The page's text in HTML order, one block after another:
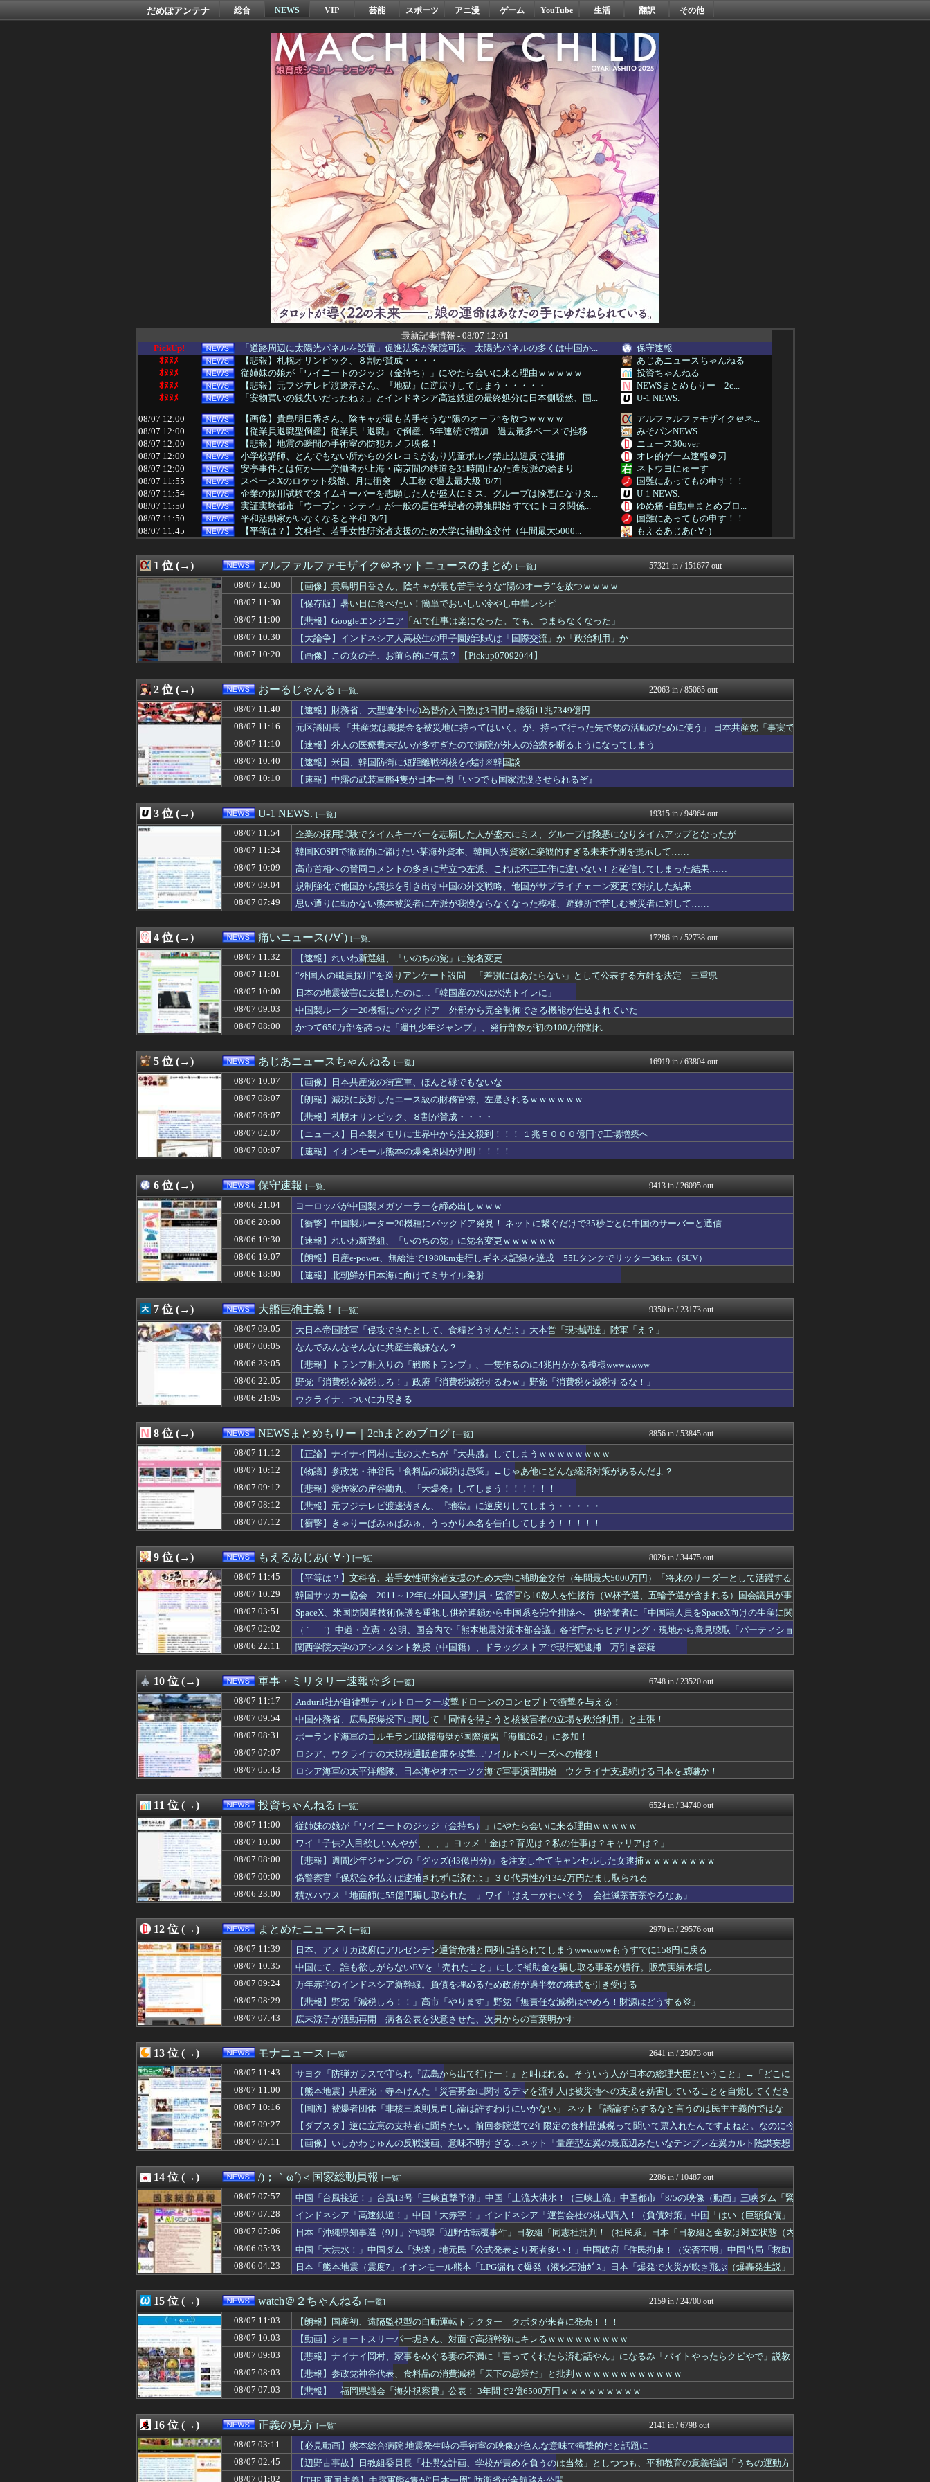
だめぽアンテナ 総合 NEWS VIP 芸能 スポーツ アニ漫 ゲーム YouTube 生活 翻訳 その他
最新記事情報 - 08/07 12:01
PickUp!
「道路周辺に太陽光パネルを設置」促進法案が衆院可決 太陽光パネルの多くは中国か...
保守速報
ｵﾇﾇﾒ
【悲報】札幌オリンピック、８割が賛成・・・・
あじあニュースちゃんねる
ｵﾇﾇﾒ
従姉妹の娘が「ワイニートのジッジ（金持ち）」にやたら会いに来る理由ｗｗｗｗｗ
投資ちゃんねる
ｵﾇﾇﾒ
【悲報】元フジテレビ渡邊渚さん、『地獄』に逆戻りしてしまう・・・・・
NEWSまとめもりー｜2c...
ｵﾇﾇﾒ
「安物買いの銭失いだったねぇ」とインドネシア高速鉄道の最終処分に日本側騒然、国...
U-1 NEWS.
08/07 12:00
【画像】貴島明日香さん、陰キャが最も苦手そうな“陽のオーラ”を放つｗｗｗｗ
アルファルファモザイク＠ネ...
08/07 12:00
【従業員退職型倒産】従業員「退職」で倒産、5年連続で増加 過去最多ペースで推移...
みそパンNEWS
08/07 12:00
【悲報】地震の瞬間の手術室の防犯カメラ映像！
ニュース30over
08/07 12:00
小学校講師、とんでもない所からのタレコミがあり児童ポルノ禁止法違反で逮捕
オレ的ゲーム速報＠刃
08/07 12:00
安亭事件とは何か——労働者が上海・南京間の鉄道を31時間止めた造反派の始まり
ネトウヨにゅーす
08/07 11:55
スペースXのロケット残骸、月に衝突 人工物で過去最大級 [8/7]
国難にあってもの申す！！
08/07 11:54
企業の採用試験でタイムキーパーを志願した人が盛大にミス、グループは険悪になりタ...
U-1 NEWS.
08/07 11:50
実証実験都市「ウーブン・シティ」が一般の居住希望者の募集開始 すでにトヨタ関係...
ゆめ痛 -自動車まとめブロ...
08/07 11:50
平和活動家がいなくなると平和 [8/7]
国難にあってもの申す！！
08/07 11:45
【平等は？】文科省、若手女性研究者支援のため大学に補助金交付（年間最大5000...
もえるあじあ(･∀･)
08/07 11:40
中国「日本は原爆被害者の立場で同情を買おうとするのを止めろ」
にゅーすアルー！
08/07 11:40
【速報】財務省、大型連休中の為替介入日数は3日間＝総額11兆7349億円
おーるじゃんる
08/07 11:39
日本、アメリカ政府にアルゼンチン通貨危機と同列に語られてしまうwwwwwwもう...
08/07 11:32
【速報】れいわ新選組、「いのちの党」に党名変更
痛いニュース(ﾉ∀`)
08/07 11:30
【保存版】暑い日に食べたい！簡単でおいしい冷やし中華レシピ
08/07 11:30
【これは酷い】ペットの健康診断を定期的にしていない人、その理由が終わっていた…...
08/07 11:29
【参政党】神谷代表、食料品の消費減税「天下の愚策だ」と批判
日本第一！ニュース録
08/07 11:24
韓国KOSPIで徹底的に儲けたい某海外資本、韓国人投資家に楽観的すぎる未来予測...
U-1 NEWS.
08/07 11:17
Anduril社が自律型ティルトローター攻撃ドローンのコンセプトで衝撃を与える...
08/07 11:15
FIFA制裁待ったなし 〜 韓国警察、大韓サッカー協会を家宅捜索 代表監督選...
反日愚国 恨寓瘻
08/07 11:13
洋服の青山も｢空調ウェア｣を発売ｗｗｗｗｗ
理想ちゃんねる
08/07 11:12
【正論】ナイナイ岡村に世の夫たちが『大共感』してしまうｗｗｗｗｗｗｗｗ
08/07 11:10
【速報】外人の医療費未払いが多すぎたので病院が外人の治療を断るようになってしま...
おーるじゃんる
【悲報】時事通信「参政党の神谷代表が消費減税は天下の愚策と批判してるぞ！」 →...
政経ワロスまとめニュース♪
【朗報】国産初、遠隔監視型の自動運転トラクター クボタが来春に発売！！！
watch＠２ちゃんねる
08/07 11:01
“外国人の職員採用”を巡りアンケート設問 「差別にはあたらない」として公表する...
痛いニュース(ﾉ∀`)
08/07 11:00
従姉妹の娘が「ワイニートのジッジ（金持ち）」にやたら会いに来る理由ｗｗｗｗｗ
投資ちゃんねる
08/07 11:00
【悲報】Googleエンジニア「AIで仕事は楽になった。でも、つまらなくなった...
08/07 11:00
【熊本地震】共産党・寺本けんた「災害募金に関するデマを流す人は被災地への支援を...
モナニュース
08/07 11:00
「深酒を控えて」熊本県警がXで注意喚起 「泥酔者」通報頻発、これは地震被害の影...
みそパンNEWS
08/07 11:00
【魚】琉球大、宮古島沖で世界2例目・日本初記録の「コモレビアゴアマダイ」発見
常識的に考えた
「プチプチ」の川上産業、「プチプチ株式会社」に社名変更 創業58年で [8/...
国難にあってもの申す！！
08/07 10:40
アニメ化された名作ラブコメ『まもって守護月天！』が「全巻99円」の激安セール開...
オレ的ゲーム速報＠刃
08/07 10:40
エッセイスト「原爆を二度と使わせてはならない」→「もちろん中国の核も非難する？...
にゅーすアルー！
08/07 10:40
【速報】米国、韓国防衛に短距離戦術核を検討※韓国談
おーるじゃんる
08/07 10:35
中国にて、誰も欲しがらないEVを「売れたこと」にして補助金を騙し取る事案が横行...
まとめたニュース
08/07 10:33
ソーシャルゲームのプランナーやってるけど質問ある？
ふぇー速
08/07 10:29
韓国サッカー協会 2011～12年に外国人審判員・監督官ら10数人を性接待（W...
もえるあじあ(･∀･)
08/07 10:29
岸田文雄元首相､円安を阻止するために日米の通貨当局が実施した為替介入は｢一時し...
日本第一！ニュース録
08/07 10:20
新党設立についてひろゆきさん「公約守らなかったら給料を差し押さえて市民に配りま...
08/07 10:20
【画像】この女の子、お前ら的に何点？ 【Pickup07092044】
アルファルファモザイク＠ネ...
08/07 10:16
【国防】被爆者団体「非核三原則見直し論は許すわけにいかない」 ネット「議論すら...
モナニュース
08/07 10:15
街の弁当屋さん「消費税が下がっても値下げしません」
08/07 10:12
【物議】参政党・神谷氏「食料品の減税は愚策」←じゃあ他にどんな経済対策があるん...
08/07 10:10
【速報】中露の武装軍艦4隻が日本一周『いつでも国家沈没させられるぞ』
おーるじゃんる
08/07 10:09
高市首相への賛同コメントの多さに苛立つ左派、これは不正工作に違いない！と確信し...
08/07 10:07
【画像】日本共産党の街宣車、ほんと碌でもないな
あじあニュースちゃんねる
08/07 10:03
【動画】ショートスリーパー堀さん、対面で高須幹弥にキレるｗｗｗｗｗｗｗｗｗ
watch＠２ちゃんねる
08/07 10:00
【動画】ショートスリーパー堀大輔さん、対面で高須幹弥氏にガチギレ 思ったよりも...
【脳科学】仮名と漢字の書字障害に関わる脳内ネットワークが異なることを解明 横浜...
常識的に考えた
【速報】高市首相が熊本県氷川町の避難所を訪問
黒マッチョニュース
08/07 10:00
【衝撃】毎日新聞の女性記者、自宅で夫に包丁を向けた疑いで逮捕
08/07 10:00
【東大】2年連続赤字へ 「貯金」数年で枯渇、研究者の削減不可避
みそパンNEWS
08/07 10:00
日本の地震被害に支援したのに…「韓国産の水は水洗トイレに」
痛いニュース(ﾉ∀`)
08/07 10:00
ワイ「子供2人目欲しいんやが、、、」ヨッメ「金は？育児は？私の仕事は？キャリア...
08/07 09:54
中国外務省、広島原爆投下に関して「同情を得ようと核被害者の立場を政治利用」と主...
08/07 09:40
被爆者団体「政府与党で言われている非核三原則の見直し、許すわけにはいかない」
オレ的ゲーム速報＠刃
08/07 09:40
中国にて、誰も欲しがらないEVを「売れたこと」にして補助金を騙し取る事案が横行...
08/07 09:40
日教組委員長、辺野古事故に「学校が責めを負うのは当然だ、現場は『ちょっと偏って...
おーるじゃんる
08/07 09:30
【悲報】山本太郎氏、Xプロフィールを「猫好きおじさん」に変更ｗｗｗｗ
アルファルファモザイク＠ネ...
08/07 09:29
中露軍艦4隻が”日本一周”
08/07 09:27
【ダブスタ】逆に立憲の支持者に聞きたい。前回参院選で2年限定の食料品減税って聞...
モナニュース
08/07 09:26
【為替相場】ドル円は1ドル158円台半ば 介入警戒をしつつ円売りが続行
かせまと！
08/07 09:24
万年赤字のインドネシア新幹線。負債を埋めるため政府が過半数の株式を引き受ける
08/07 09:20
『ど根性ガエルの娘』全巻「70％オフ」セール！全7巻「5,313円」→「1,5...
オレ的ゲーム速報＠刃
08/07 09:20
【日本水産物輸入禁止に釈明が必要】 韓国のCPTPP加盟への課題を関西外大教授...
08/07 09:15
次の選挙迄の命だな 〜 【速報】れいわ新選組、新たな党名は「いのちの党」 略称...
反日愚国 恨寓瘻
08/07 09:12
【悲報】愛煙家の岸谷蘭丸、『大爆発』してしまう！！！！！！
NEWSまとめもりー｜2c...
08/07 09:10
【速報】刃物を持って中国大使館に侵入した自衛官、地裁でついに動機明かす
おーるじゃんる
08/07 09:08
【悲報】熊本県知事、報道陣土足取材にマジギレ「遺族や被災者から強い不満でてる！...
政経ワロスまとめニュース♪
大日本帝国陸軍「侵攻できたとして、食糧どうすんだよ」大本営「現地調達」陸軍「え...
大艦巨砲主義！
08/07 09:04
規制強化で他国から譲歩を引き出す中国の外交戦略、他国がサプライチェーン変更で対...
U-1 NEWS.
08/07 09:03
中国製ルーター20機種にバックドア 外部から完全制御できる機能が仕込まれていた
08/07 09:00
【朗報】斎藤知事、年間1億円超かかる兵庫県の海外事務所を全廃へ
アルファルファモザイク＠ネ...
08/07 09:00
東大さえ赤字、足かせ多く稼げぬ国立大学法人 研究開発費20年横ばい
08/07 09:00
【消費減税】日本の社会保障、岐路に 財源5兆円見通し立たず
08/07 09:00
【世界三大料理】トルコが選ばれた理由がヤバい！ネット民が激論した結果
モッコスヌ〜ン
08/07 08:55
「盗人たけだけしい」中国国防省が防衛白書に反発 「日本の新型軍国主義」と批判 ...
国難にあってもの申す！！
08/07 08:40
【速報】中国外務省、広島原爆投下に関して「同情を得ようと核被害者の立場を政治利...
08/07 08:33
最近冷たい空調服ってやつが出てるらしくめっちゃ欲しい
08/07 08:31
ポーランド海軍のコルモランII級掃海艇が国際演習「海風26-2」に参加！
軍事・ミリタリー速報☆彡
08/07 08:29
【悲報】野党「減税しろ！！」高市「やります」野党「無責任な減税はやめろ！財源は...
まとめたニュース
08/07 08:20
【聯合ニュース】 韓国サッカー協会 2011～12年に国際審判員らを性接待
キムチ速報
08/07 08:13
【画像】農家ワイが作ったタマネギ、お前らの想像する1.5倍はデカいぞ
理想ちゃんねる
08/07 08:12
【悲報】元フジテレビ渡邊渚さん、『地獄』に逆戻りしてしまう・・・・・
NEWSまとめもりー｜2c...
08/07 08:11
辻元清美「おい、高市。総理大臣という立場だとしても、自分のやってる感を出す効果...
とりのまるやき（保守）
08/07 08:09
【悲報】保守党・百田代表、甲子園でインドネシア人が始球式登場に怒り「甲子園を政...
政経ワロスまとめニュース♪
08/07 08:07
【朗報】減税に反対したエース級の財務官僚、左遷されるｗｗｗｗｗｗ
あじあニュースちゃんねる
08/07 08:03
【悲報】参政党神谷代表、食料品の消費減税「天下の愚策だ」と批判ｗｗｗｗｗｗｗｗ...
watch＠２ちゃんねる
08/07 08:00
【自民】石破茂氏「支持率下がっても必要なことを」「公約違反にならない」 消費減...
黒マッチョニュース
08/07 08:00
【国民民主】連立与党入りの路線から距離…「消費税減税」譲らぬ高市首相に不信感・...
常識的に考えた
08/07 08:00
【悲報】週間少年ジャンプの「グッズ(43億円分)」を注文し全てキャンセルした女...
投資ちゃんねる
08/07 08:00
東京は「土地神話」再来？マンション高騰 50年ローン選ぶ若者も
みそパンNEWS
08/07 08:00
王洪文とは何者か——紡績工場の保安員が38歳で党副主席になった「ヘリコプター式...
08/07 08:00
【いただきます】宗教行為と激詰めした派遣社員、ネットで大炎上
モッコスヌ〜ン
08/07 07:57
中国「台風接近！」台風13号「三峡直撃予測」中国「上流大洪水！（三峡上流」中国...
/)；｀ω´)＜国家総動...
08/07 07:55
中国出資の高速鉄道、インドネシア政府が運営会社の株引き受けへ [8/6]
08/07 07:49
思い通りに動かない熊本被災者に左派が我慢ならなくなった模様、避難所で苦しむ被災...
08/07 07:44
【AI】年商10億円を超える「ひとり親方」が急増
かせまと！
08/07 07:43
広末涼子が活動再開 病名公表を決意させた、次男からの言葉明かす
まとめたニュース
08/07 07:29
非現実的なリベラル政策をゴリ押しした東京大学、貯金から無駄金を垂れ流しまくった...
U-1 NEWS.
08/07 07:29
イオンモール熊本の爆発「配管が損傷しガス漏れ、着火した可能性」福岡酸素、経産省...
日本第一！ニュース録
08/07 07:28
インドネシア「高速鉄道！」中国「大赤字！」インドネシア「運営会社の株式購入！（...
08/07 07:13
高市内閣の政策を妨害しまくった財務省の大物官僚、本来ならエース級の人材が就くは...
U-1 NEWS.
08/07 07:12
【衝撃】きゃりーぱみゅぱみゅ、うっかり本名を告白してしまう！！！！！
NEWSまとめもりー｜2c...
08/07 07:11
【画像】いしかわじゅんの反戦漫画、意味不明すぎる…ネット「量産型左翼の最底辺み...
モナニュース
08/07 07:08
クビになったバイト先の店長のインスタ見つけた
まとめたニュース
08/07 07:07
ロシア、ウクライナの大規模通販倉庫を攻撃…ワイルドベリーズへの報復！
軍事・ミリタリー速報☆彡
08/07 07:06
日本「沖縄県知事選（9月」沖縄県「辺野古転覆事件」日教組「同志社批判！（社民系...
/)；｀ω´)＜国家総動...
08/07 07:00
｢中国経済は改善する」と答えたのはたった１%だけ…日系企業1364社が吐露「中...
ゴタゴタシタニュース
08/07 07:00
「高市総理には愛想尽かした」コメ余りに農家が悲鳴 売値は生産原価の半分以下に…...
痛いニュース(ﾉ∀`)
08/07 07:00
「ジャンプ」ストアで大量注文→キャンセルか 業務妨害容疑で女逮捕
常識的に考えた
08/07 07:00
【三重】小学校講師を逮捕 女児のわいせつ画像データ１０点を所持 「全米行方不明...
みそパンNEWS
08/07 07:00
【戦国皆殺し】日本語が通じたから殺戮が少なかった？歴史の真実
モッコスヌ〜ン
08/07 06:57
【金利上昇】年24万円負担増 30代住宅ローンで、内閣府試算
かせまと！
08/07 06:55
中国製ルーター20機種にバックドア、外部から完全制御のおそれ [8/6]
国難にあってもの申す！！
08/07 06:50
なぜ韓国にはキム姓が多いのか…韓国の姓は250、日本は30万…歴史的背景を米学...
08/07 06:45
逮捕案件だろ 〜 パヨク「アジア人民、中国人民と連帯して戦おー！悪政高市を打倒...
反日愚国 恨寓瘻
08/07 06:30
【動画】熊本地震発生時の手術室の様子が公開される
ガハろぐNewsヽ(･ω･...
08/07 06:24
店員さんにタメ口するやつｗｗｗｗｗｗｗｗｗｗｗｗｗｗｗｗｗｗｗｗｗｗｗｗ
まとめたニュース
08/07 06:13
2027年4月に食料品の消費税1％に減税､店頭価格を変えない店も｢利益がほとん...
理想ちゃんねる
08/07 06:12
【速報】影山優佳（25）、『爆弾発言』キタァアアアアアーーーーー！！
NEWSまとめもりー｜2c...
08/07 06:09
川上産業株式会社が10月よりプチプチ株式会社に社名変更
かせまと！
08/07 06:07
【悲報】札幌オリンピック、８割が賛成・・・・
あじあニュースちゃんねる
08/07 06:03
ジャンポケ斉藤「同意があったんです。本当です。信じて下さい」 ←何でこの主張が...
watch＠２ちゃんねる
08/07 06:00
産経新聞が東北で新聞発行休止
常識的に考えた
08/07 06:00
【会社】川上産業株式会社が10月よりプチプチ株式会社に社名変更
みそパンNEWS
08/07 06:00
【中川翔子】才能と虚言癖が同居する“しょこたん”が天下を取れなかった理由
モッコスヌ〜ン
08/07 05:53
W杯アジア予選等で韓国サッカー協会がやらかしまくりだと発覚、「いきなり共同開催...
U-1 NEWS.
08/07 05:43
ロシア海軍の太平洋艦隊、日本海やオホーツク海で軍事演習開始…ウクライナ支援続け...
軍事・ミリタリー速報☆彡
08/07 05:29
昔の自販機が最高すぎる
まとめたニュース
08/07 05:20
韓国で約60年ぶりに路面電車が復活 最新鋭水素燃料電池車も
キムチ速報
08/07 05:12
【速報】『有吉の夏休み』、とんでもない発表をしてしまう！！！！！
NEWSまとめもりー｜2c...
08/07 05:03
【悲報】韓国サッカー協会、ガチでワールドカップ予選での審判への性接待がバレ大炎...
watch＠２ちゃんねる
08/07 05:00
【電池】リチウムイオンの移動速度が最大1万倍に？次世代全固体電池の設計指針を変...
常識的に考えた
08/07 05:00
【福岡】3年間で2億6500万円 福岡県議会「海外視察費」公表
みそパンNEWS
08/07 05:00
【がん原因】1位は感染症16.6%！喫煙・飲酒より多い衝撃の真実
モッコスヌ〜ン
08/07 04:41
タブレットのバッテリーが膨らんで画面が剥がれてきたんやが 理想ちゃんねる
1 位 (→) アルファルファモザイク＠ネットニュースのまとめ [一覧] 57321 in / 151677 out
08/07 12:00
【画像】貴島明日香さん、陰キャが最も苦手そうな“陽のオーラ”を放つｗｗｗｗ
08/07 11:30
【保存版】暑い日に食べたい！簡単でおいしい冷やし中華レシピ
08/07 11:00
【悲報】Googleエンジニア「AIで仕事は楽になった。でも、つまらなくなった」
08/07 10:30
【大論争】インドネシア人高校生の甲子園始球式は「国際交流」か「政治利用」か
08/07 10:20
【画像】この女の子、お前ら的に何点？ 【Pickup07092044】
2 位 (→) おーるじゃんる [一覧] 22063 in / 85065 out
08/07 11:40
【速報】財務省、大型連休中の為替介入日数は3日間＝総額11兆7349億円
08/07 11:16
元区議団長 「共産党は義援金を被災地に持ってはいく。が、持って行った先で党の活動のために使う」 日本共産党「事実で
はありません」
08/07 11:10
【速報】外人の医療費未払いが多すぎたので病院が外人の治療を断るようになってしまう
08/07 10:40
【速報】米国、韓国防衛に短距離戦術核を検討※韓国談
08/07 10:10
【速報】中露の武装軍艦4隻が日本一周『いつでも国家沈没させられるぞ』
3 位 (→) U-1 NEWS. [一覧] 19315 in / 94964 out
08/07 11:54
企業の採用試験でタイムキーパーを志願した人が盛大にミス、グループは険悪になりタイムアップとなったが……
08/07 11:24
韓国KOSPIで徹底的に儲けたい某海外資本、韓国人投資家に楽観的すぎる未来予測を提示して……
08/07 10:09
高市首相への賛同コメントの多さに苛立つ左派、これは不正工作に違いない！と確信してしまった結果……
08/07 09:04
規制強化で他国から譲歩を引き出す中国の外交戦略、他国がサプライチェーン変更で対抗した結果……
08/07 07:49
思い通りに動かない熊本被災者に左派が我慢ならなくなった模様、避難所で苦しむ被災者に対して……
4 位 (→) 痛いニュース(ﾉ∀`) [一覧] 17286 in / 52738 out
08/07 11:32
【速報】れいわ新選組、「いのちの党」に党名変更
08/07 11:01
“外国人の職員採用”を巡りアンケート設問 「差別にはあたらない」として公表する方針を決定 三重県
08/07 10:00
日本の地震被害に支援したのに…「韓国産の水は水洗トイレに」
08/07 09:03
中国製ルーター20機種にバックドア 外部から完全制御できる機能が仕込まれていた
08/07 08:00
かつて650万部を誇った「週刊少年ジャンプ」、発行部数が初の100万部割れ
5 位 (→) あじあニュースちゃんねる [一覧] 16919 in / 63804 out
08/07 10:07
【画像】日本共産党の街宣車、ほんと碌でもないな
08/07 08:07
【朗報】減税に反対したエース級の財務官僚、左遷されるｗｗｗｗｗｗ
08/07 06:07
【悲報】札幌オリンピック、８割が賛成・・・・
08/07 02:07
【ニュース】日本製メモリに世界中から注文殺到！！！ １兆５０００億円で工場増築へ
08/07 00:07
【速報】イオンモール熊本の爆発原因が判明！！！！
6 位 (→) 保守速報 [一覧] 9413 in / 26095 out
08/06 21:04
ヨーロッパが中国製メガソーラーを締め出しｗｗｗ
08/06 20:00
【衝撃】中国製ルーター20機種にバックドア発見！ ネットに繋ぐだけで35秒ごとに中国のサーバーと通信
08/06 19:30
【速報】れいわ新選組、「いのちの党」に党名変更ｗｗｗｗｗｗ
08/06 19:07
【朗報】日産e-power、無給油で1980km走行しギネス記録を達成 55Lタンクでリッター36km（SUV）
08/06 18:00
【速報】北朝鮮が日本海に向けてミサイル発射
7 位 (→) 大艦巨砲主義！ [一覧] 9350 in / 23173 out
08/07 09:05
大日本帝国陸軍「侵攻できたとして、食糧どうすんだよ」大本営「現地調達」陸軍「え？」
08/07 00:05
なんでみんなそんなに共産主義嫌なん？
08/06 23:05
【悲報】トランプ肝入りの「戦艦トランプ」、一隻作るのに4兆円かかる模様wwwwwww
08/06 22:05
野党「消費税を減税しろ！」政府「消費税減税するわｗ」野党「消費税を減税するな！」
08/06 21:05
ウクライナ、ついに力尽きる
8 位 (→) NEWSまとめもりー｜2chまとめブログ [一覧] 8856 in / 53845 out
08/07 11:12
【正論】ナイナイ岡村に世の夫たちが『大共感』してしまうｗｗｗｗｗｗｗｗ
08/07 10:12
【物議】参政党・神谷氏「食料品の減税は愚策」←じゃあ他にどんな経済対策があるんだよ？
08/07 09:12
【悲報】愛煙家の岸谷蘭丸、『大爆発』してしまう！！！！！！
08/07 08:12
【悲報】元フジテレビ渡邊渚さん、『地獄』に逆戻りしてしまう・・・・・
08/07 07:12
【衝撃】きゃりーぱみゅぱみゅ、うっかり本名を告白してしまう！！！！！
9 位 (→) もえるあじあ(･∀･) [一覧] 8026 in / 34475 out
08/07 11:45
【平等は？】文科省、若手女性研究者支援のため大学に補助金交付（年間最大5000万円）「将来のリーダーとして活躍する
（女性の）人材を輩出したい」
08/07 10:29
韓国サッカー協会 2011～12年に外国人審判員・監督官ら10数人を性接待（W杯予選、五輪予選が含まれる）国会議員が事
実確認
08/07 03:51
SpaceX、米国防関連技術保護を重視し供給連鎖から中国系を完全排除へ 供給業者に「中国籍人員をSpaceX向けの生産に関
わらせないこと」「中国製の設備・部品を使わないこと」を要求し監査実施
08/07 02:02
（ ´_ゝ`）中道・立憲・公明、国会内で「熊本地震対策本部会議」各省庁からヒアリング・現地から意見聴取「パーティショ
ン、人手、宿泊施設の不足や、外国人実習生の方々にも対応してほしい」今日の午後、政府に要望書を提出
08/06 22:11 関西学院大学のアシスタント教授（中国籍）、ドラッグストアで現行犯逮捕 万引き容疑
10 位 (→) 軍事・ミリタリー速報☆彡 [一覧] 6748 in / 23520 out
08/07 11:17
Anduril社が自律型ティルトローター攻撃ドローンのコンセプトで衝撃を与える！
08/07 09:54
中国外務省、広島原爆投下に関して「同情を得ようと核被害者の立場を政治利用」と主張！
08/07 08:31
ポーランド海軍のコルモランII級掃海艇が国際演習「海風26-2」に参加！
08/07 07:07
ロシア、ウクライナの大規模通販倉庫を攻撃…ワイルドベリーズへの報復！
08/07 05:43
ロシア海軍の太平洋艦隊、日本海やオホーツク海で軍事演習開始…ウクライナ支援続ける日本を威嚇か！
11 位 (→) 投資ちゃんねる [一覧] 6524 in / 34740 out
08/07 11:00
従姉妹の娘が「ワイニートのジッジ（金持ち）」にやたら会いに来る理由ｗｗｗｗｗ
08/07 10:00
ワイ「子供2人目欲しいんやが、、、」ヨッメ「金は？育児は？私の仕事は？キャリアは？」
08/07 08:00
【悲報】週間少年ジャンプの「グッズ(43億円分)」を注文し全てキャンセルした女逮捕ｗｗｗｗｗｗｗｗ
08/07 00:00
偽警察官「保釈金を払えば逮捕されずに済むよ」３０代男性が1342万円だまし取られる
08/06 23:00
積水ハウス「地面師に55億円騙し取られた…」ワイ「はえーかわいそう…会社滅茶苦茶やろなぁ」
12 位 (→) まとめたニュース [一覧] 2970 in / 29576 out
08/07 11:39
日本、アメリカ政府にアルゼンチン通貨危機と同列に語られてしまうwwwwwwもうすでに158円に戻る
08/07 10:35
中国にて、誰も欲しがらないEVを「売れたこと」にして補助金を騙し取る事案が横行。販売実績水増し
08/07 09:24
万年赤字のインドネシア新幹線。負債を埋めるため政府が過半数の株式を引き受ける
08/07 08:29
【悲報】野党「減税しろ！！」高市「やります」野党「無責任な減税はやめろ！財源はどうする💢」
08/07 07:43
広末涼子が活動再開 病名公表を決意させた、次男からの言葉明かす
13 位 (→) モナニュース [一覧] 2641 in / 25073 out
08/07 11:43
サヨク「防弾ガラスで守られ『広島から出て行けー！』と叫ばれる。そういう人が日本の総理大臣ということ」→「どこに
民意と書きました？」「勝手にレッテル貼り付けないで」逆ギレ
08/07 11:00
【熊本地震】共産党・寺本けんた「災害募金に関するデマを流す人は被災地への支援を妨害していることを自覚してくださ
い」 ネット「では熊本に直接募金すればいいだけですね！」
08/07 10:16
【国防】被爆者団体「非核三原則見直し論は許すわけにいかない」 ネット「議論すらするなと言うのは民主主義的ではな
い」
08/07 09:27
【ダブスタ】逆に立憲の支持者に聞きたい。前回参院選で2年限定の食料品減税って聞いて票入れたんですよねと。なのに今
は立憲反対してるんですよって
08/07 07:11
【画像】いしかわじゅんの反戦漫画、意味不明すぎる…ネット「量産型左翼の最底辺みたいなテンプレ左翼カルト陰謀妄想
14 位 (→) /)；｀ω´)＜国家総動員報 [一覧] 2286 in / 10487 out
08/07 07:57
中国「台風接近！」台風13号「三峡直撃予測」中国「上流大洪水！（三峡上流」中国都市「8/5の映像（動画」三峡ダム「緊
急放流（決壊危機」中国「下流大水害（震え声」→
08/07 07:28
インドネシア「高速鉄道！」中国「大赤字！」インドネシア「運営会社の株式購入！（負債対策」中国「はい（巨額負債」
インドネシア「700km延伸計画！（実質中止」→
08/07 07:06
日本「沖縄県知事選（9月」沖縄県「辺野古転覆事件」日教組「同志社批判！（社民系」日本「日教組と全教は対立状態（内
ｹﾞﾊﾞ」特別調査委員会「同志社に猛省促す」→
08/06 05:33
中国「大洪水！」中国ダム「決壊」地元民「公式発表より死者多い！」中国政府「住民拘束！（安否不明」中国当局「救助
隊動画も削除」台風13号「三峡ﾀﾞﾑ接近中」→
08/06 04:23
日本「熊本地震（震度7」イオンモール熊本「LPG漏れて爆発（液化石油ｶﾞｽ」日本「爆発で火災が吹き飛ぶ（爆轟発生説」
15 位 (→) watch＠２ちゃんねる [一覧] 2159 in / 24700 out
08/07 11:03
【朗報】国産初、遠隔監視型の自動運転トラクター クボタが来春に発売！！！
08/07 10:03
【動画】ショートスリーパー堀さん、対面で高須幹弥にキレるｗｗｗｗｗｗｗｗｗ
08/07 09:03
【悲報】ナイナイ岡村、家事をめぐる妻の不満に「言ってくれたら済む話やん」になるみ「バイトやったらクビやで」説教
受け黙り込む
08/07 08:03
【悲報】参政党神谷代表、食料品の消費減税「天下の愚策だ」と批判ｗｗｗｗｗｗｗｗｗｗｗｗ
08/07 07:03
【悲報】 福岡県議会「海外視察費」公表！ 3年間で2億6500万円ｗｗｗｗｗｗｗｗｗ
16 位 (→) 正義の見方 [一覧] 2141 in / 6798 out
08/07 03:11
【必見動画】熊本総合病院 地震発生時の手術室の映像が色んな意味で衝撃的だと話題に
08/07 02:45
【辺野古事故】日教組委員長「杜撰な計画、学校が責めを負うのは当然」としつつも、平和教育の意義強調「うちの運動方
針は極めてバランス良い」
08/07 01:02